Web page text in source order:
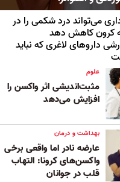
می‌تواند درد شکمی را در
کرون کاهش ‌دهد
داروهای لاغری که نباید
علوم
مثبت‌اندیشی اثر واکسن را
افزایش می‌دهد
بهداشت و درمان
عارضه نادر اما واقعی برخی
واکسن‌های کرونا: التهاب
قلب در جوانان